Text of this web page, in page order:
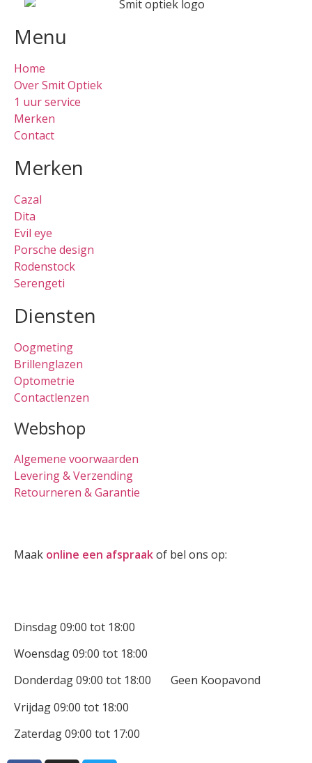
Menu
Home
Over Smit Optiek
1 uur service
Merken
Contact
Merken
Cazal
Dita
Evil eye
Porsche design
Rodenstock
Serengeti
Diensten
Oogmeting
Brillenglazen
Optometrie
Contactlenzen
Webshop
Algemene voorwaarden
Levering & Verzending
Retourneren & Garantie
Maak online een afspraakof bel ons op:
Dinsdag 09:00 tot 18:00
Woensdag 09:00 tot 18:00
Donderdag 09:00 tot 18:00 Geen Koopavond
Vrijdag 09:00 tot 18:00
Zaterdag 09:00 tot 17:00